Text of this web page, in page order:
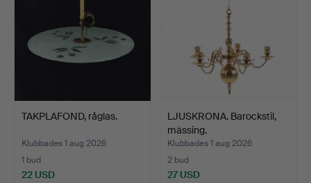
TAKPLAFOND, råglas.
Klubbades 1 aug 2026
1 bud
22 USD
LJUSKRONA. Barockstil,
mässing.
Klubbades 1 aug 2026
2 bud
27 USD